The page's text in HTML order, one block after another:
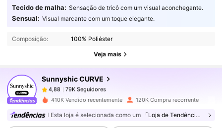
Tecido de malha: Sensação de tricô com um visual aconchegante.
Sensual: Visual marcante com um toque elegante.
Composição: 100% Poliéster
Veja mais
Sunnyshic CURVE
4,88
4,88
79K Seguidores
p***opago1 dia atrás
4,88 79K Seguidores
410K Vendido recentemente 120K Compra recorrente
Esta loja é selecionada como um 「Loja de Tendências」